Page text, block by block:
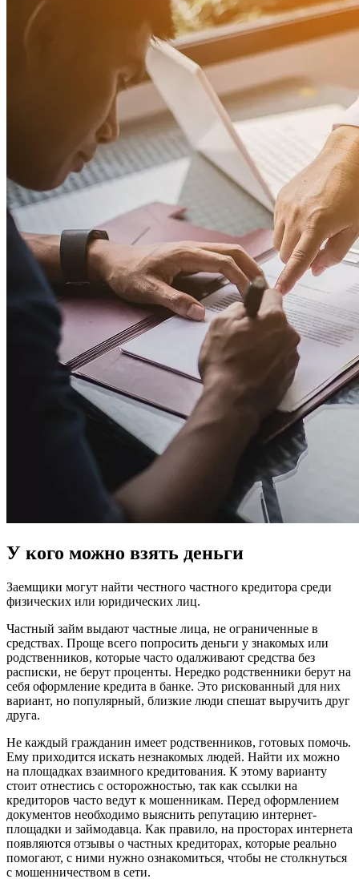
У кого можно взять деньги
Заемщики могут найти честного частного кредитора среди
физических или юридических лиц.
Частный займ выдают частные лица, не ограниченные в
средствах. Проще всего попросить деньги у знакомых или
родственников, которые часто одалживают средства без
расписки, не берут проценты. Нередко родственники берут на
себя оформление кредита в банке. Это рискованный для них
вариант, но популярный, близкие люди спешат выручить друг
друга.
Не каждый гражданин имеет родственников, готовых помочь.
Ему приходится искать незнакомых людей. Найти их можно
на площадках взаимного кредитования. К этому варианту
стоит отнестись с осторожностью, так как ссылки на
кредиторов часто ведут к мошенникам. Перед оформлением
документов необходимо выяснить репутацию интернет-
площадки и займодавца. Как правило, на просторах интернета
появляются отзывы о частных кредиторах, которые реально
помогают, с ними нужно ознакомиться, чтобы не столкнуться
с мошенничеством в сети.